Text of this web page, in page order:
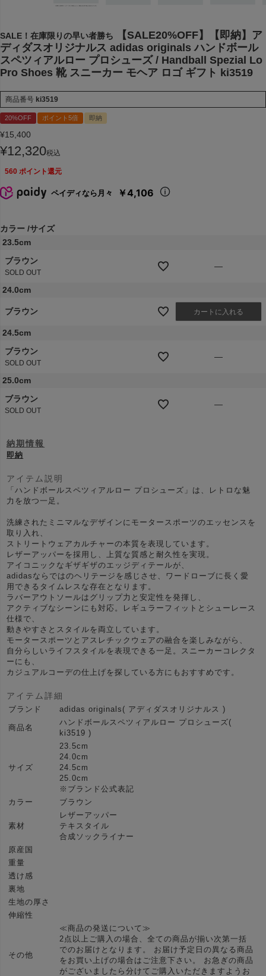
SALE！在庫限りの早い者勝ち
【SALE20%OFF】【即納】ア
ディダスオリジナルス adidas originals ハンドボール
スペツィアルロー プロシューズ / Handball Spezial Lo
Pro Shoes 靴 スニーカー モヘア ロゴ ギフト ki3519
商品番号 ki3519
20%OFF ポイント5倍 即納
¥15,400
¥12,320税込
560 ポイント還元
ペイディなら月々 ￥4,106
カラー サイズ
23.5cm
ブラウン
SOLD OUT
—
24.0cm
ブラウン カートに入れる
24.5cm
ブラウン
SOLD OUT
—
25.0cm
ブラウン
SOLD OUT
—
納期情報
即納
アイテム説明
「ハンドボールスペツィアルロー プロシューズ」は、レトロな魅
力を放つ一足。
洗練されたミニマルなデザインにモータースポーツのエッセンスを
取り入れ、
ストリートウェアカルチャーの本質を表現しています。
レザーアッパーを採用し、上質な質感と耐久性を実現。
アイコニックなギザギザのエッジディテールが、
adidasならではのヘリテージを感じさせ、ワードローブに長く愛
用できるタイムレスな存在となります。
ラバーアウトソールはグリップ力と安定性を発揮し、
アクティブなシーンにも対応。レギュラーフィットとシューレース
仕様で、
動きやすさとスタイルを両立しています。
モータースポーツとアスレチックウェアの融合を楽しみながら、
自分らしいライフスタイルを表現できる一足。スニーカーコレクタ
ーにも、
カジュアルコーデの仕上げを探している方にもおすすめです。
アイテム詳細
ブランド adidas originals( アディダスオリジナルス )
商品名
ハンドボールスペツィアルロー プロシューズ(
ki3519 )
サイズ
23.5cm
24.0cm
24.5cm
25.0cm
※ブランド公式表記
カラー
ブラウン
素材
レザーアッパー
テキスタイル
合成ソックライナー
原産国
重量
透け感
裏地
生地の厚さ
伸縮性
その他
≪商品の発送について≫
2点以上ご購入の場合、全ての商品が揃い次第一括
でのお届けとなります。 お届け予定日の異なる商品
をお買い上げの場合はご注意下さい。 お急ぎの商品
がございましたら分けてご購入いただきますようお